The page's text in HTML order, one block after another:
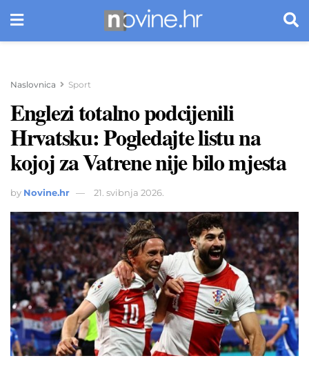
Naslovnica Sport
Englezi totalno podcijenili
Hrvatsku: Pogledajte listu na
kojoj za Vatrene nije bilo mjesta
by Novine.hr 21. svibnja 2026.